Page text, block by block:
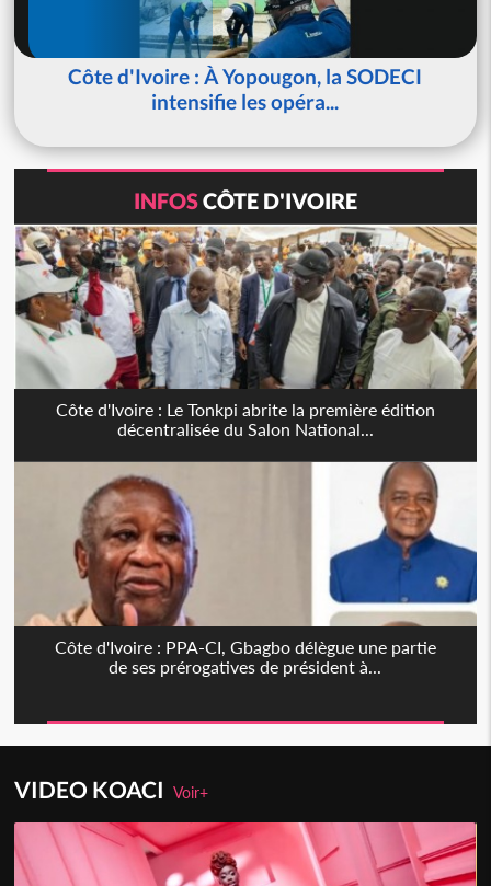
Côte d'Ivoire : À Yopougon, la SODECI
intensifie les opéra...
INFOSCÔTE D'IVOIRE
Côte d'Ivoire : Le Tonkpi abrite la première édition
décentralisée du Salon National...
Côte d'Ivoire : PPA-CI, Gbagbo délègue une partie
de ses prérogatives de président à...
VIDEO KOACIVoir+